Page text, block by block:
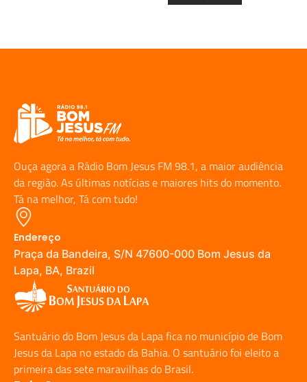
Ouça agora a Rádio Bom Jesus FM 98.1, a maior audiência
da região. As últimas notícias e maiores hits do momento.
Tá na melhor, Tá com tudo!
Endereço
Praça da Bandeira, S/N 47600-000 Bom Jesus da
Lapa, BA, Brazil
Santuário do Bom Jesus da Lapa fica no município de Bom
Jesus da Lapa no estado da Bahia. O santuário foi eleito a
primeira das sete maravilhas do Brasil.